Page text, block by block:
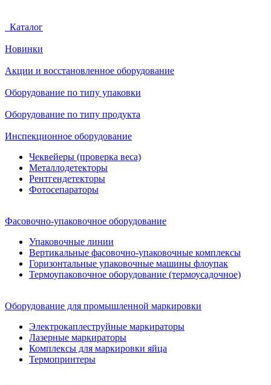
Каталог
Новинки
Акции и восстановленное оборудование
Оборудование по типу упаковки
Оборудование по типу продукта
Инспекционное оборудование
Чеквейеры (проверка веса)
Металлодетекторы
Рентгендетекторы
Фотосепараторы
Фасовочно-упаковочное оборудование
Упаковочные линии
Вертикальные фасовочно-упаковочные комплексы
Горизонтальные упаковочные машины флоупак
Термоупаковочное оборудование (термоусадочное)
Оборудование для промышленной маркировки
Электрокаплеструйные маркираторы
Лазерные маркираторы
Комплексы для маркировки яйца
Термопринтеры